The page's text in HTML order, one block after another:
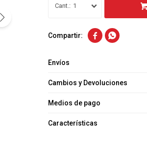
1
 
Envíos
Cambios y Devoluciones
Medios de pago
Características